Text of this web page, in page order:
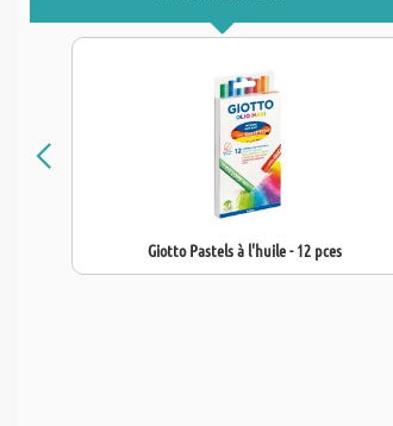
Giotto Pastels à l'huile - 12 pces